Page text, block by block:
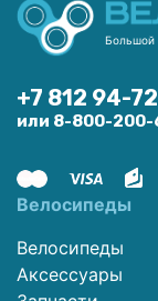
Большой
+7 812 94-
или 8-800-
Велосипеды
Велосипеды
Аксессуары